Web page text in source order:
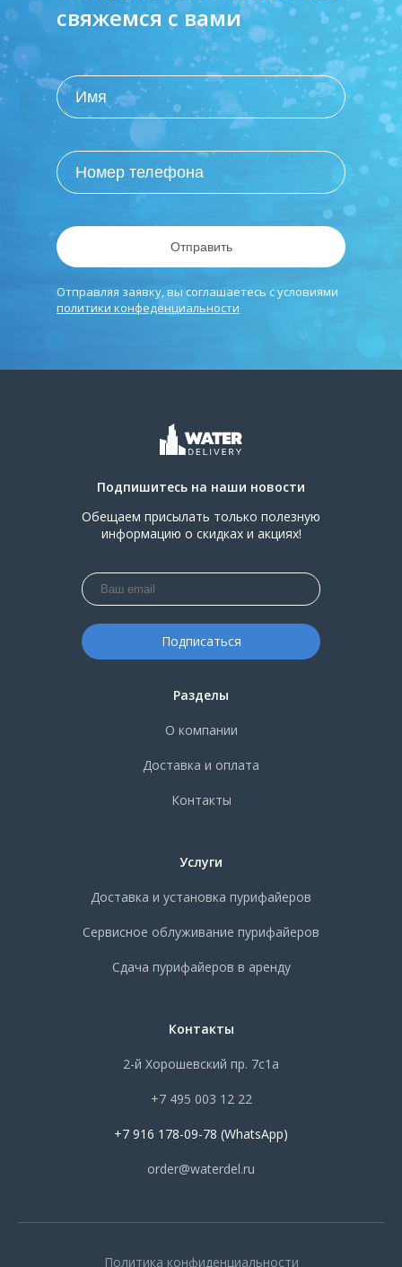
свяжемся с вами
Отправить
Отправляя заявку, вы соглашаетесь с условиями
политики конфеденциальности
Подпишитесь на наши новости
Обещаем присылать только полезную
информацию о скидках и акциях!
Разделы
О компании
Доставка и оплата
Контакты
Услуги
Доставка и установка пурифайеров
Сервисное облуживание пурифайеров
Сдача пурифайеров в аренду
Контакты
2-й Хорошевский пр. 7с1а
+7 495 003 12 22
+7 916 178-09-78 (WhatsApp)
order@waterdel.ru
Политика конфиденциальности